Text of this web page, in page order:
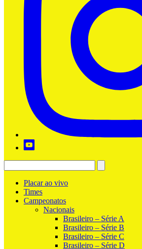
Placar ao vivo
Times
Campeonatos
Nacionais
Brasileiro – Série A
Brasileiro – Série B
Brasileiro – Série C
Brasileiro – Série D